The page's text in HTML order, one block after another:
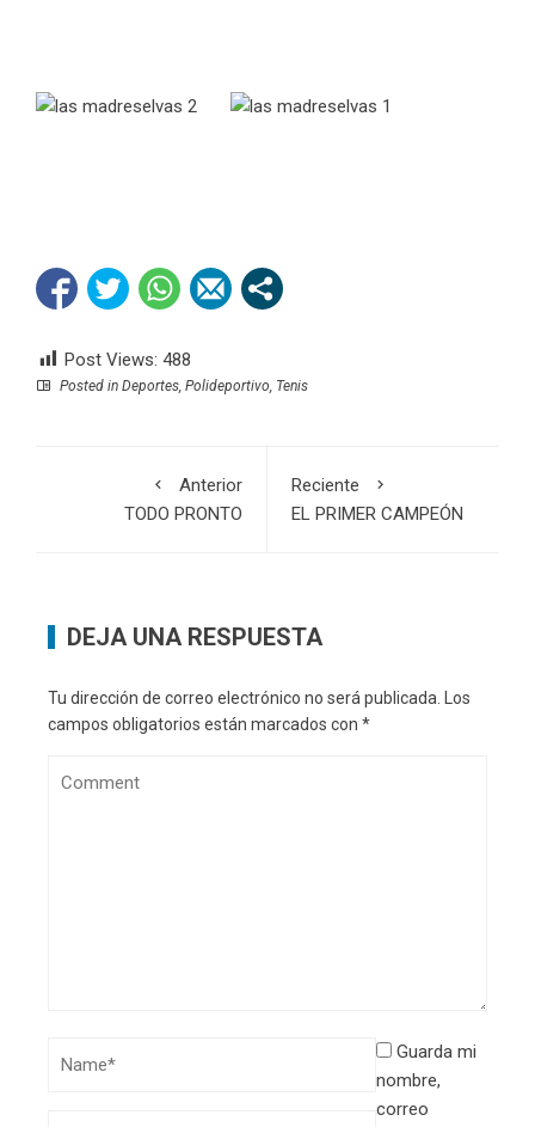
Post Views: 488
Posted in Deportes Polideportivo Tenis
Anterior
TODO PRONTO
Reciente
EL PRIMER CAMPEÓN
DEJA UNA RESPUESTA
Tu dirección de correo electrónico no será publicada.
Los
campos obligatorios están marcados con *
Guarda mi
nombre,
correo